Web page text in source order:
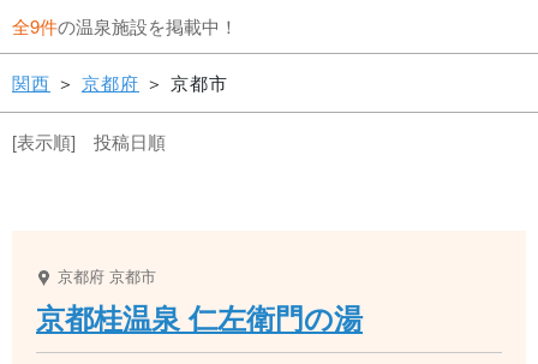
全9件の温泉施設を掲載中！
関西 ＞ 京都府 ＞ 京都市
[表示順] 投稿日順
京都府 京都市
京都桂温泉 仁左衛門の湯